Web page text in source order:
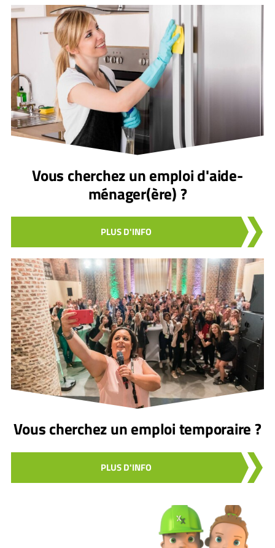
Vous cherchez un emploi d'aide-
ménager(ère) ?
PLUS D'INFO
Vous cherchez un emploi temporaire ?
PLUS D'INFO